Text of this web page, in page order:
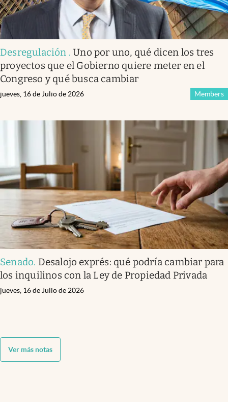
Desregulación .Uno por uno, qué dicen los tres
proyectos que el Gobierno quiere meter en el
Congreso y qué busca cambiar
Members
jueves, 16 de Julio de 2026
Senado. Desalojo exprés: qué podría cambiar para
los inquilinos con la Ley de Propiedad Privada
jueves, 16 de Julio de 2026
Ver más notas